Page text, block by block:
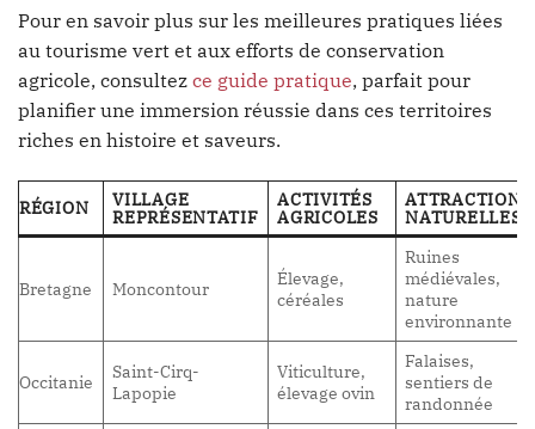
Pour en savoir plus sur les meilleures pratiques liées
au tourisme vert et aux efforts de conservation
agricole, consultez ce guide pratique, parfait pour
planifier une immersion réussie dans ces territoires
riches en histoire et saveurs.
RÉGION VILLAGE
REPRÉSENTATIF
ACTIVITÉS
AGRICOLES
ATTRACTIONS
NATURELLES
Bretagne Moncontour
Élevage,
céréales
Ruines
médiévales,
nature
environnante
Occitanie
Saint-Cirq-
Lapopie
Viticulture,
élevage ovin
Falaises,
sentiers de
randonnée